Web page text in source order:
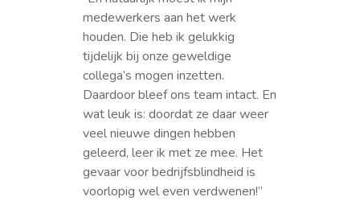
medewerkers aan het werk
houden. Die heb ik gelukkig
tijdelijk bij onze geweldige
collega’s mogen inzetten.
Daardoor bleef ons team intact. En
wat leuk is: doordat ze daar weer
veel nieuwe dingen hebben
geleerd, leer ik met ze mee. Het
gevaar voor bedrijfsblindheid is
voorlopig wel even verdwenen!”